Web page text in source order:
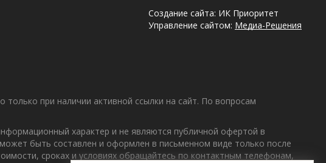
Создание сайта: ИК Приоритет
Управление сайтом: Медиа-Решения
при наличии активной ссылки на сайт. По вопросам
характер и не являются публичной офертой в
быть составлен и оформлен в письменном виде только после
сроках и условиях обращайтесь по контактным телефонам,